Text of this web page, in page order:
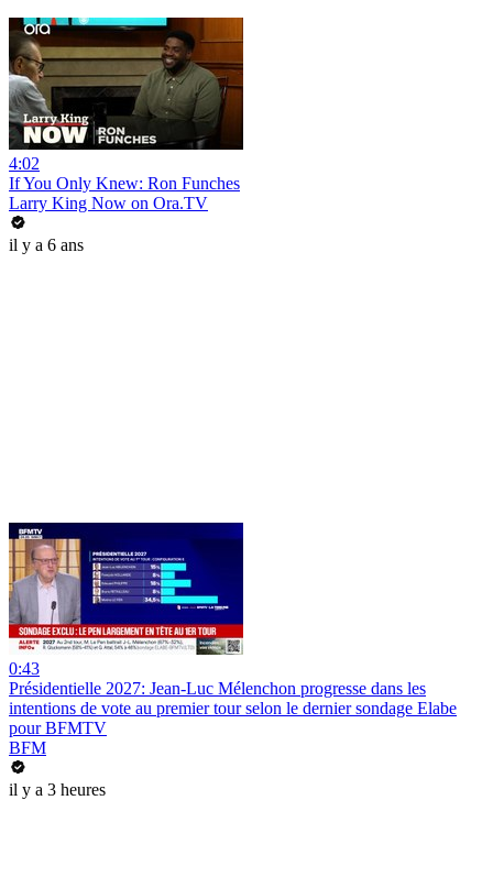
4:02
If You Only Knew: Ron Funches
Larry King Now on Ora.TV
il y a 6 ans
0:43
Présidentielle 2027: Jean-Luc Mélenchon progresse dans les
intentions de vote au premier tour selon le dernier sondage Elabe
pour BFMTV
BFM
il y a 3 heures